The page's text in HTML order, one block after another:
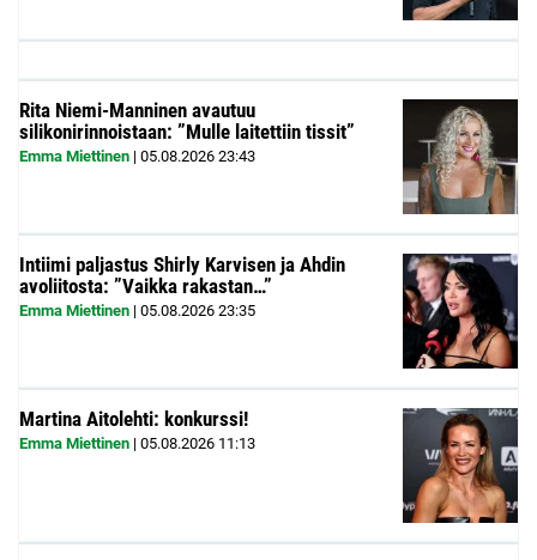
Rita Niemi-Manninen avautuu
silikonirinnoistaan: ”Mulle laitettiin tissit”
Emma Miettinen | 05.08.2026 23:43
Intiimi paljastus Shirly Karvisen ja Ahdin
avoliitosta: ”Vaikka rakastan…”
Emma Miettinen | 05.08.2026 23:35
Martina Aitolehti: konkurssi!
Emma Miettinen | 05.08.2026 11:13